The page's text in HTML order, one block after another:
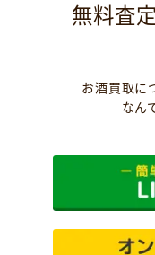
無料査
お酒買取に
なん